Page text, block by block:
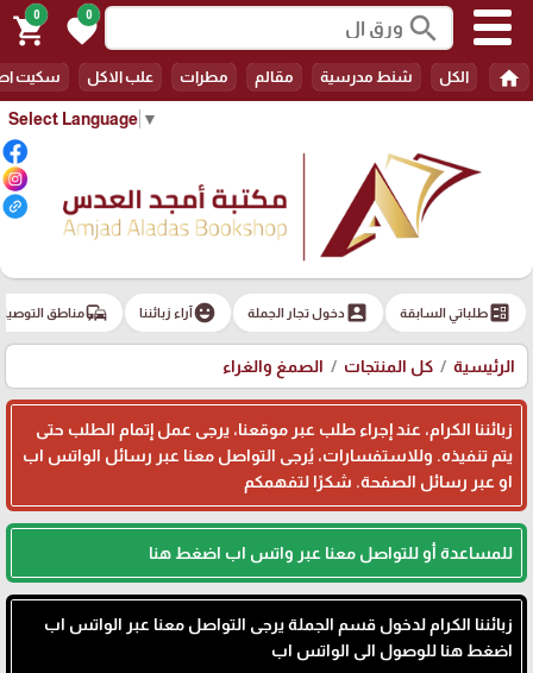
Select Language ▼
search
0
favorite
0
shopping_cart
home الكل شنط مدرسية مقالم مطرات علب الاكل سكيت
ballotطلباتي السابقة account_boxدخول تجار الجملة emoji_emotionsآراء زبائننا commuteمناطق
الرئيسية كل المنتجات الصمغ والغراء
زبائننا الكرام، عند إجراء طلب عبر موقعنا، يرجى عمل إتمام الطلب حتى
يتم تنفيذه. وللاستفسارات، يُرجى التواصل معنا عبر رسائل الواتس اب
او عبر رسائل الصفحة. شكرًا لتفهمكم
للمساعدة أو للتواصل معنا عبر واتس اب اضغط هنا
زبائننا الكرام لدخول قسم الجملة يرجى التواصل معنا عبر الواتس اب
اضغط هنا للوصول الى الواتس اب